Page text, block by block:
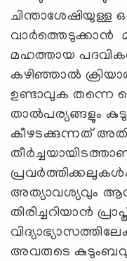
ചിന്താശേഷിയുള്ള
വാർത്തെടുക്കാൻ
മഹത്തായ
കഴിഞ്ഞാൽ
ഉണ്ടാവുക തന്നെ
താല്‍പര്യങ്ങളും
കീഴടക്കുന്നത്
അത്യാവശ്യവും
തിരിച്ചറിയാൻ
അവരുടെ